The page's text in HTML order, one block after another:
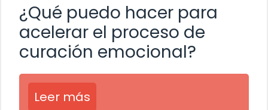
¿Qué puedo hacer para
acelerar el proceso de
curación emocional?
Leer más